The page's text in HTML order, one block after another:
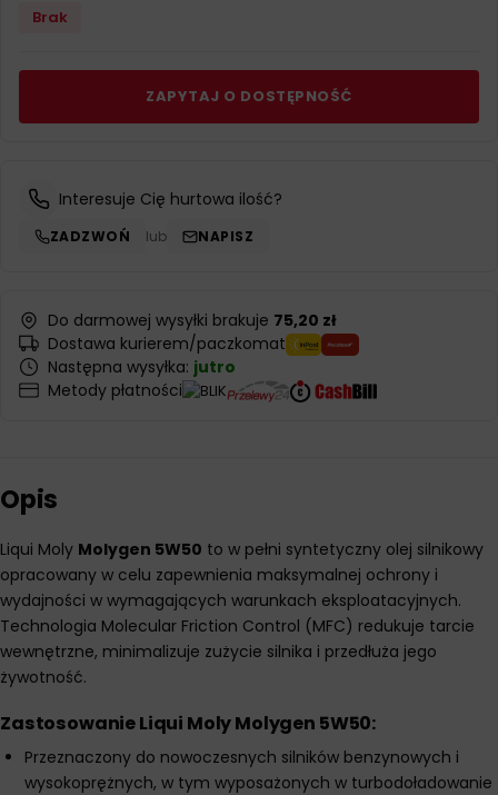
Brak
ZAPYTAJ O DOSTĘPNOŚĆ
Interesuje Cię hurtowa ilość?
ZADZWOŃ lub NAPISZ
Do darmowej wysyłki brakuje 75,20 zł
Dostawa kurierem/paczkomat
Następna wysyłka: jutro
Metody płatności
Opis
Liqui Moly Molygen 5W50 to w pełni syntetyczny olej silnikowy
opracowany w celu zapewnienia maksymalnej ochrony i
wydajności w wymagających warunkach eksploatacyjnych.
Technologia Molecular Friction Control (MFC) redukuje tarcie
wewnętrzne, minimalizuje zużycie silnika i przedłuża jego
żywotność.
Zastosowanie Liqui Moly Molygen 5W50:
Przeznaczony do nowoczesnych silników benzynowych i
wysokoprężnych, w tym wyposażonych w turbodoładowanie